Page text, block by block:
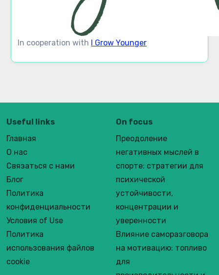
In cooperation with I Grow Younger
Useful links
Главная
О нас
Связаться с нами
Блог
Политика
конфиденциальности
Условия of Use
Политика
использования файлов
cookie
On focus
Преодоление
негативных мыслей в
спорте: стратегии для
психической
устойчивости,
концентрации и
уверенности
Влияние саморазговора
на мотивацию: топливо
для